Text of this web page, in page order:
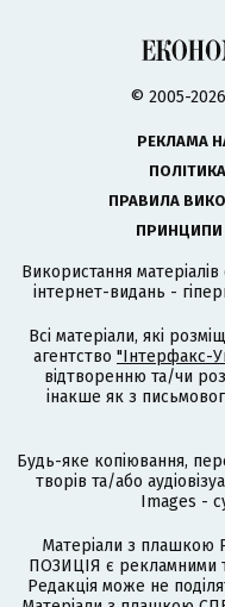
© 2005-
РЕКЛАМА
ПРАВИЛА
ПРИНЦИПИ
Використання
інтернет-видань -
Всі матеріали, які
агентство "Інтерфакс-
відтворенню та/чи
інакше як з
Будь-яке копіювання,
творів та/або
Images -
Матеріали з плашкою
ПОЗИЦІЯ є рекламними
Редакція може не